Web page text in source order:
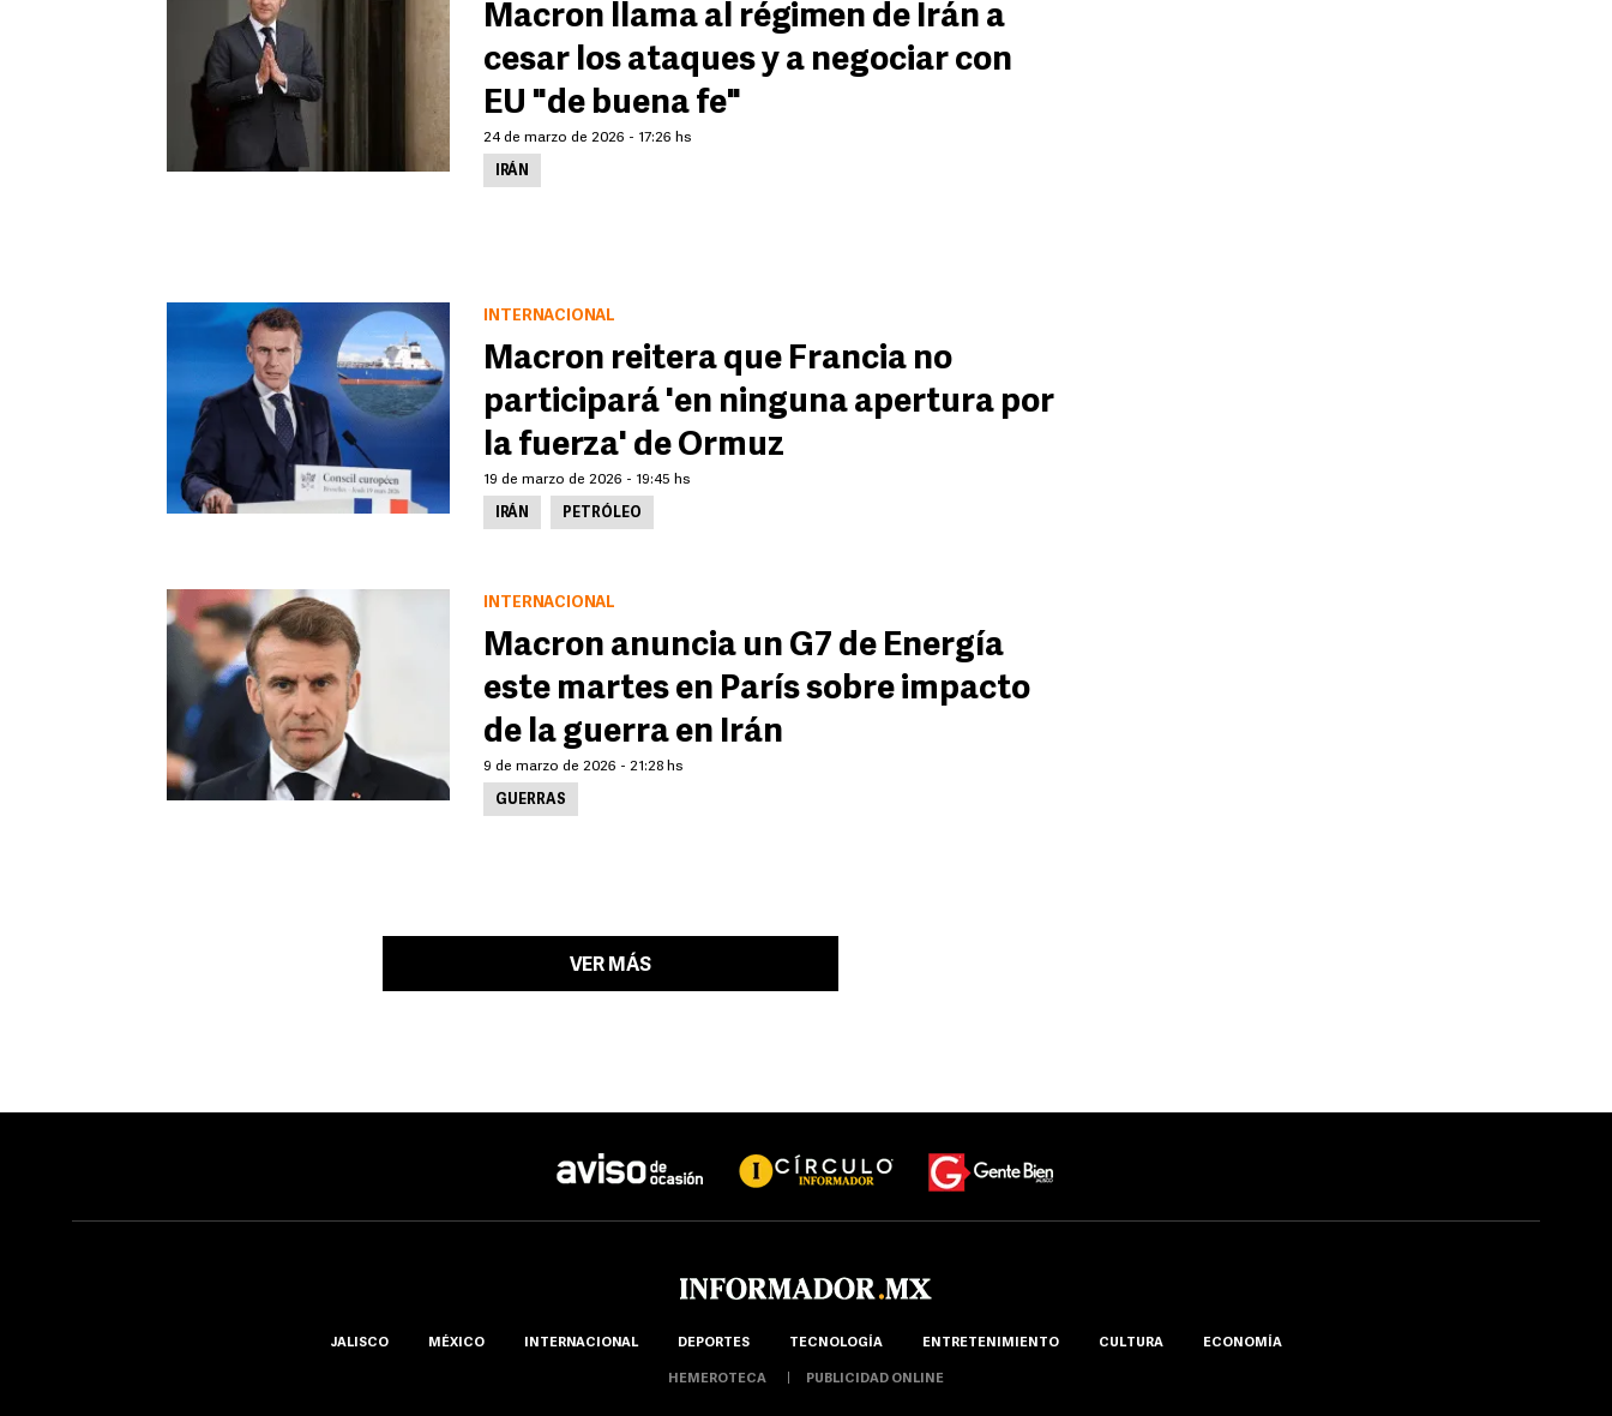
Macron llama al régimen de Irán a
cesar los ataques y a negociar con
EU "de buena fe"
24 de marzo de 2026 - 17:26 hs
IRÁN
INTERNACIONAL
Macron reitera que Francia no
participará 'en ninguna apertura por
la fuerza' de Ormuz
19 de marzo de 2026 - 19:45 hs
IRÁN PETRÓLEO
INTERNACIONAL
Macron anuncia un G7 de Energía
este martes en París sobre impacto
de la guerra en Irán
9 de marzo de 2026 - 21:28 hs
GUERRAS
VER MÁS
JALISCO MÉXICO INTERNACIONAL DEPORTES TECNOLOGÍA ENTRETENIMIENTO CULTURA ECONOMÍA
HEMEROTECA PUBLICIDAD ONLINE